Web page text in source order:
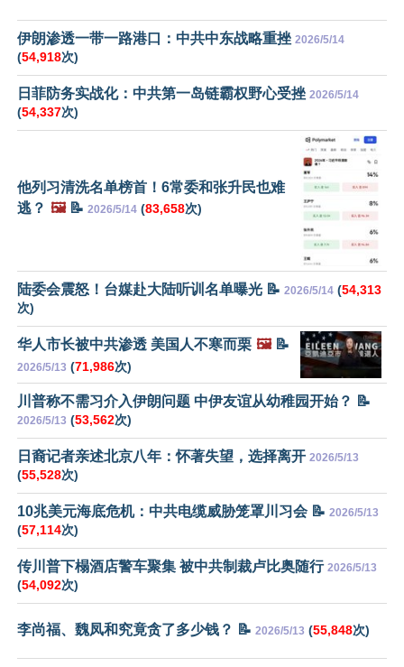
伊朗渗透一带一路港口：中共中东战略重挫 2026/5/14
(54,918次)
日菲防务实战化：中共第一岛链霸权野心受挫 2026/5/14
(54,337次)
他列习清洗名单榜首！6常委和张升民也难
逃？ 🖼️📝 2026/5/14 (83,658次)
陆委会震怒！台媒赴大陆听训名单曝光 📝 2026/5/14 (54,313
次)
华人市长被中共渗透 美国人不寒而栗 🖼️📝
2026/5/13 (71,986次)
川普称不需习介入伊朗问题 中伊友谊从幼稚园开始？ 📝
2026/5/13 (53,562次)
日裔记者亲述北京八年：怀著失望，选择离开 2026/5/13
(55,528次)
10兆美元海底危机：中共电缆威胁笼罩川习会 📝 2026/5/13
(57,114次)
传川普下榻酒店警车聚集 被中共制裁卢比奥随行 2026/5/13
(54,092次)
李尚福、魏凤和究竟贪了多少钱？ 📝 2026/5/13 (55,848次)